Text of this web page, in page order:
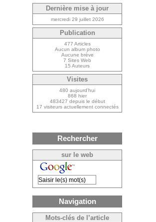
Dernière mise à jour
mercredi 29 juillet 2026
Publication
477 Articles
Aucun album photo
Aucune brève
7 Sites Web
15 Auteurs
Visites
480 aujourd’hui
868 hier
483427 depuis le début
17 visiteurs actuellement connectés
Rechercher
sur le web
Navigation
Mots-clés de l’article